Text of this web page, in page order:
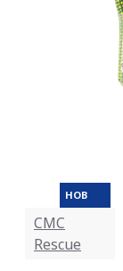
НОВ
CMC
Rescue